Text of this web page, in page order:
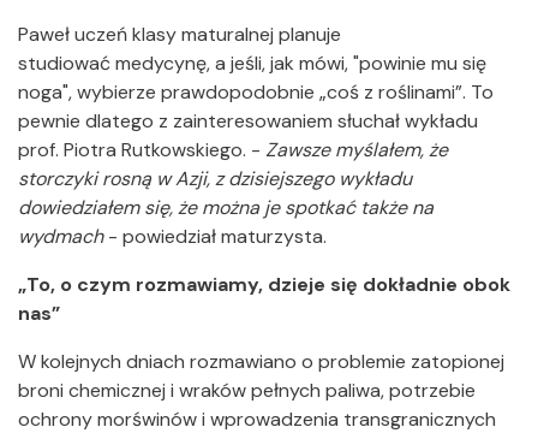
Paweł uczeń klasy maturalnej planuje
studiować medycynę, a jeśli, jak mówi, "powinie mu się
noga", wybierze prawdopodobnie „coś z roślinami”. To
pewnie dlatego z zainteresowaniem słuchał wykładu
prof. Piotra Rutkowskiego. - Zawsze myślałem, że
storczyki rosną w Azji, z dzisiejszego wykładu
dowiedziałem się, że można je spotkać także na
wydmach- powiedział maturzysta.
„To, o czym rozmawiamy, dzieje się dokładnie obok
nas”
W kolejnych dniach rozmawiano o problemie zatopionej
broni chemicznej i wraków pełnych paliwa, potrzebie
ochrony morświnów i wprowadzenia transgranicznych